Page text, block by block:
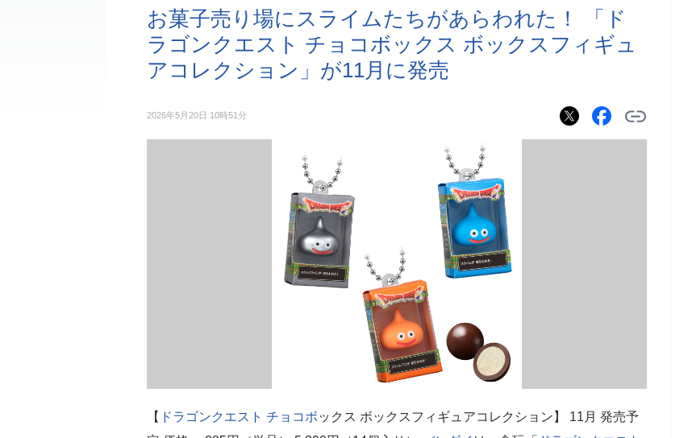
お菓子売り場にスライムたちがあらわれた！ 「ド
ラゴンクエスト チョコボックス ボックスフィギュ
アコレクション」が11月に発売
2026年5月20日 10時51分
【 ドラゴンクエスト チョコボックス ボックスフィギュアコレクション】 11月 発売予